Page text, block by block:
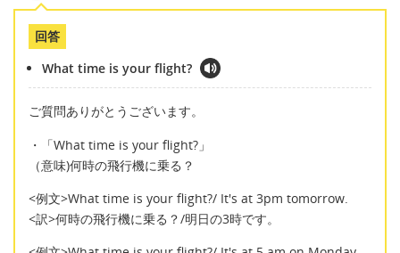
回答
What time is your flight?
ご質問ありがとうございます。
・「What time is your flight?」
（意味)何時の飛行機に乗る？
<例文>What time is your flight?/ It's at 3pm tomorrow.
<訳>何時の飛行機に乗る？/明日の3時です。